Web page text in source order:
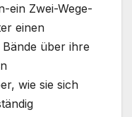
ein Zwei-Wege-
einen
über ihre
wie sie sich